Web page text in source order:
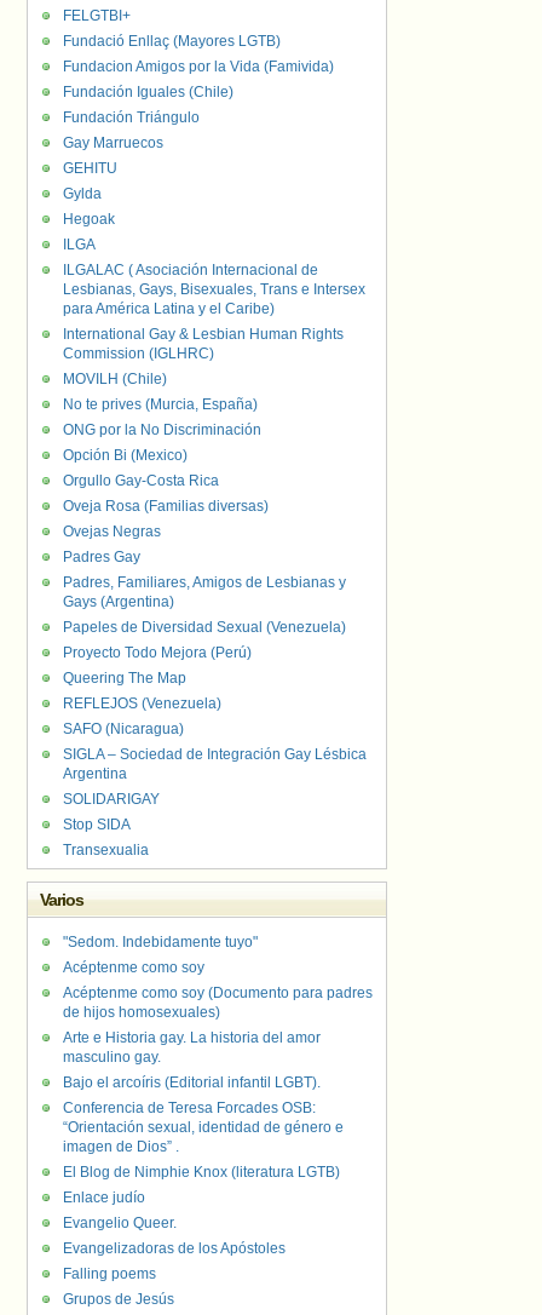
FELGTBI+
Fundació Enllaç (Mayores LGTB)
Fundacion Amigos por la Vida (Famivida)
Fundación Iguales (Chile)
Fundación Triángulo
Gay Marruecos
GEHITU
Gylda
Hegoak
ILGA
ILGALAC ( Asociación Internacional de
Lesbianas, Gays, Bisexuales, Trans e Intersex
para América Latina y el Caribe)
International Gay & Lesbian Human Rights
Commission (IGLHRC)
MOVILH (Chile)
No te prives (Murcia, España)
ONG por la No Discriminación
Opción Bi (Mexico)
Orgullo Gay-Costa Rica
Oveja Rosa (Familias diversas)
Ovejas Negras
Padres Gay
Padres, Familiares, Amigos de Lesbianas y
Gays (Argentina)
Papeles de Diversidad Sexual (Venezuela)
Proyecto Todo Mejora (Perú)
Queering The Map
REFLEJOS (Venezuela)
SAFO (Nicaragua)
SIGLA – Sociedad de Integración Gay Lésbica
Argentina
SOLIDARIGAY
Stop SIDA
Transexualia
Varios
"Sedom. Indebidamente tuyo"
Acéptenme como soy
Acéptenme como soy (Documento para padres
de hijos homosexuales)
Arte e Historia gay. La historia del amor
masculino gay.
Bajo el arcoíris (Editorial infantil LGBT).
Conferencia de Teresa Forcades OSB:
“Orientación sexual, identidad de género e
imagen de Dios” .
El Blog de Nimphie Knox (literatura LGTB)
Enlace judío
Evangelio Queer.
Evangelizadoras de los Apóstoles
Falling poems
Grupos de Jesús